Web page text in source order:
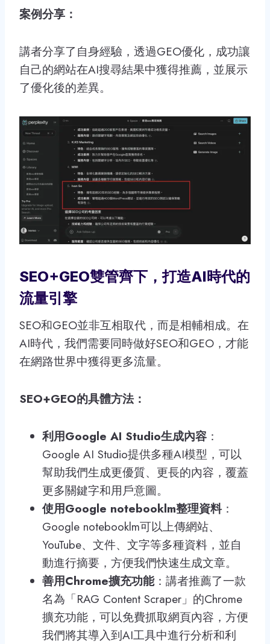
案例分享：
講者分享了自身經驗，透過GEO優化，成功讓
自己的網站在AI搜尋結果中獲得推薦，並展示
了優化後的差異。
SEO+GEO雙管齊下，打造AI時代的
流量引擎
SEO和GEO並非互相取代，而是相輔相成。在
AI時代，我們需要同時做好SEO和GEO，才能
在網路世界中獲得更多流量。
SEO+GEO的具體方法：
利用Google AI Studio生成內容 ：
Google AI Studio提供多種AI模型，可以
幫助我們生成更優質、更長的內容，覆蓋
更多關鍵字和用戶意圖。
使用Google notebooklm整理資料：
Google notebooklm可以上傳網站、
YouTube、文件、文字等多種資料，並自
動進行摘要，方便我們快速生成文章。
善用Chrome擴充功能：講者推薦了一款
名為「RAG Content Scraper」的Chrome
擴充功能，可以免費抓取網頁內容，方便
我們將其導入到AI工具中進行分析和利